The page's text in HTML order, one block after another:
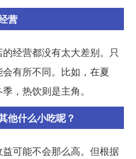
营
经营都没有太大差别。只
有所不同。比如，在夏
，热饮则是主角。
他什么小吃呢？
可能不会那么高。但根据